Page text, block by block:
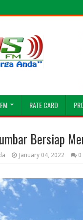
RATE CARD
Bersiap
January 04, 2022 0